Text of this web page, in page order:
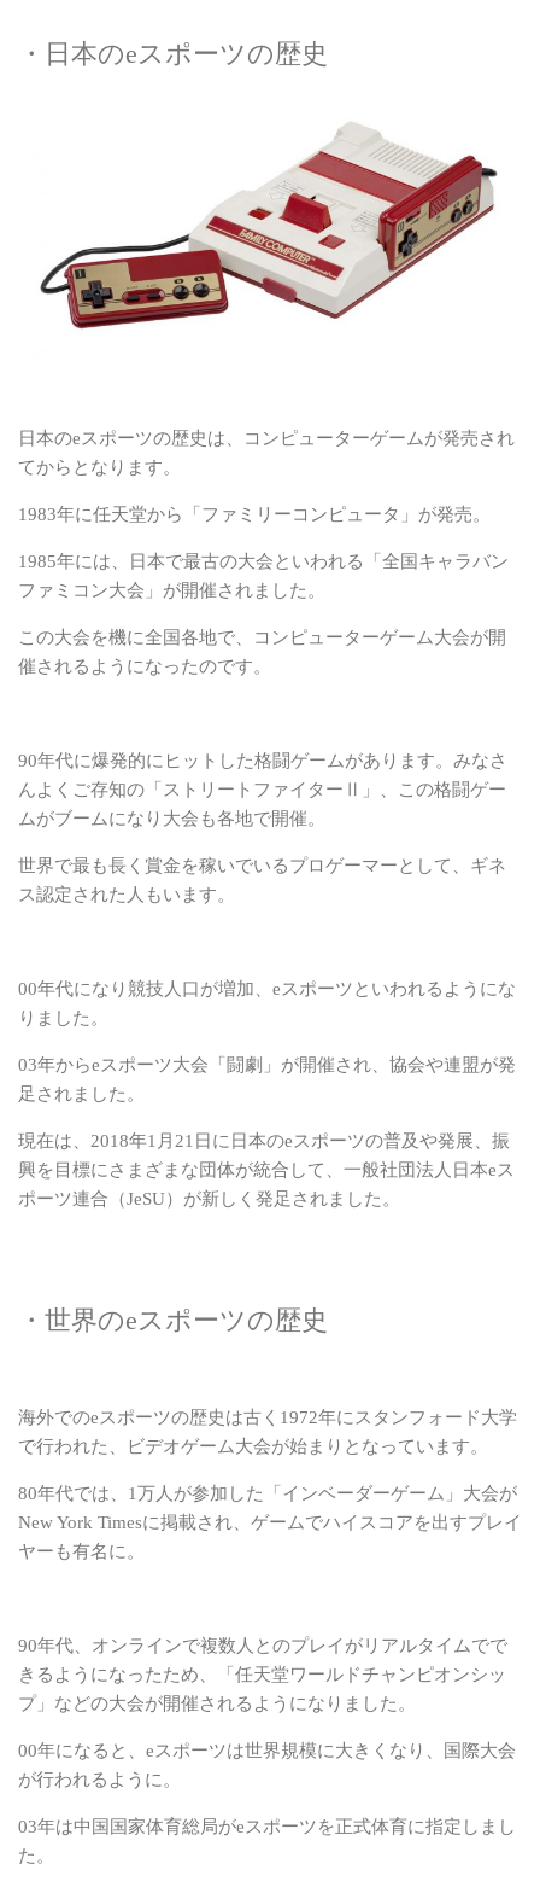
・日本のeスポーツの歴史
日本のeスポーツの歴史は、コンピューターゲームが発売され
てからとなります。
1983年に任天堂から「ファミリーコンピュータ」が発売。
1985年には、日本で最古の大会といわれる「全国キャラバン
ファミコン大会」が開催されました。
この大会を機に全国各地で、コンピューターゲーム大会が開
催されるようになったのです。
90年代に爆発的にヒットした格闘ゲームがあります。みなさ
んよくご存知の「ストリートファイターⅡ」、この格闘ゲー
ムがブームになり大会も各地で開催。
世界で最も長く賞金を稼いでいるプロゲーマーとして、ギネ
ス認定された人もいます。
00年代になり競技人口が増加、eスポーツといわれるようにな
りました。
03年からeスポーツ大会「闘劇」が開催され、協会や連盟が発
足されました。
現在は、2018年1月21日に日本のeスポーツの普及や発展、振
興を目標にさまざまな団体が統合して、一般社団法人日本eス
ポーツ連合（JeSU）が新しく発足されました。
・世界のeスポーツの歴史
海外でのeスポーツの歴史は古く1972年にスタンフォード大学
で行われた、ビデオゲーム大会が始まりとなっています。
80年代では、1万人が参加した「インベーダーゲーム」大会が
New York Timesに掲載され、 ゲームでハイスコアを出すプレイ
ヤーも有名に。
90年代、オンラインで複数人とのプレイがリアルタイムでで
きるようになったため、「任天堂ワールドチャンピオンシッ
プ」などの大会が開催されるようになりました。
00年になると、eスポーツは世界規模に大きくなり、国際大会
が行われるように。
03年は中国国家体育総局がeスポーツを正式体育に指定しまし
た。